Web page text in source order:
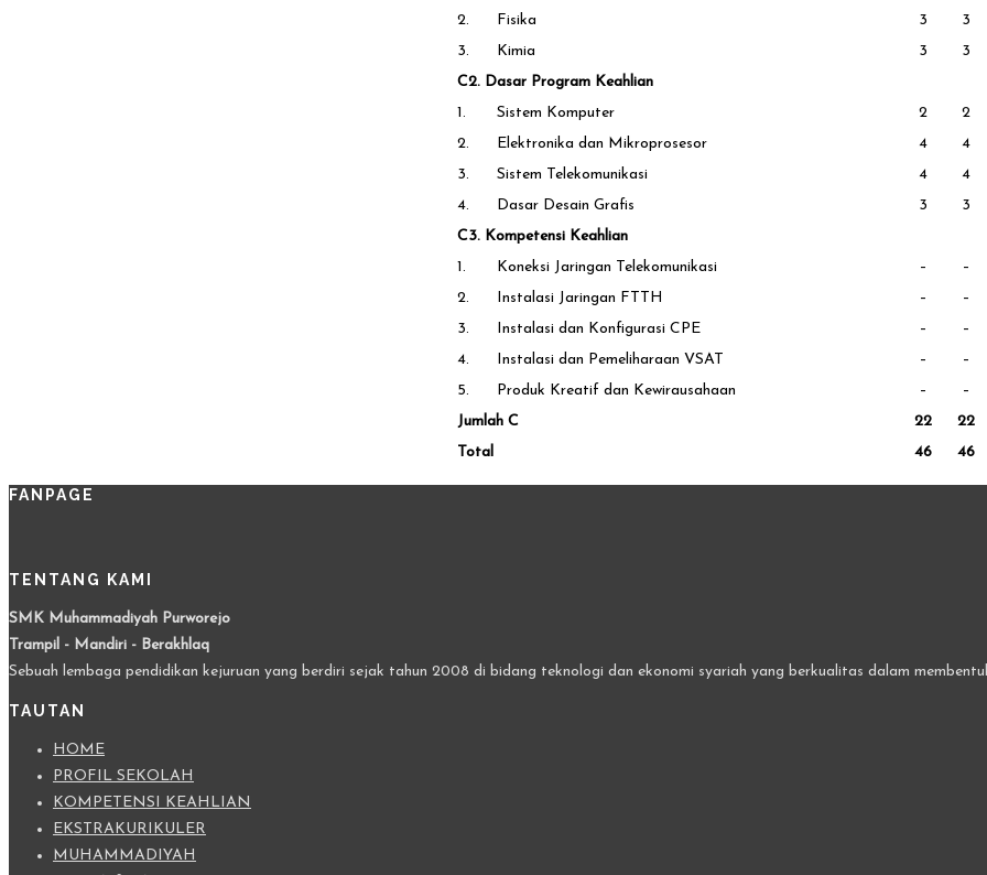
2.
Fisika 3 3
3.
Kimia 3 3
C2. Dasar Program Keahlian
1.
Sistem Komputer 2 2
2.
Elektronika dan Mikroprosesor 4 4
3.
Sistem Telekomunikasi 4 4
4.
Dasar Desain Grafis 3 3
C3. Kompetensi Keahlian
1.
Koneksi Jaringan Telekomunikasi – –
2.
Instalasi Jaringan FTTH – –
3.
Instalasi dan Konfigurasi CPE – –
4.
Instalasi dan Pemeliharaan VSAT – –
5.
Produk Kreatif dan Kewirausahaan – –
Jumlah C
22 22
Total
46 46
FANPAGE
TENTANG KAMI
SMK Muhammadiyah Purworejo
Trampil - Mandiri - Berakhlaq
Sebuah lembaga pendidikan kejuruan yang berdiri sejak tahun 2008 di bidang teknologi dan ekonomi syariah yang berkualitas dalam
TAUTAN
HOME
PROFIL SEKOLAH
KOMPETENSI KEAHLIAN
EKSTRAKURIKULER
MUHAMMADIYAH